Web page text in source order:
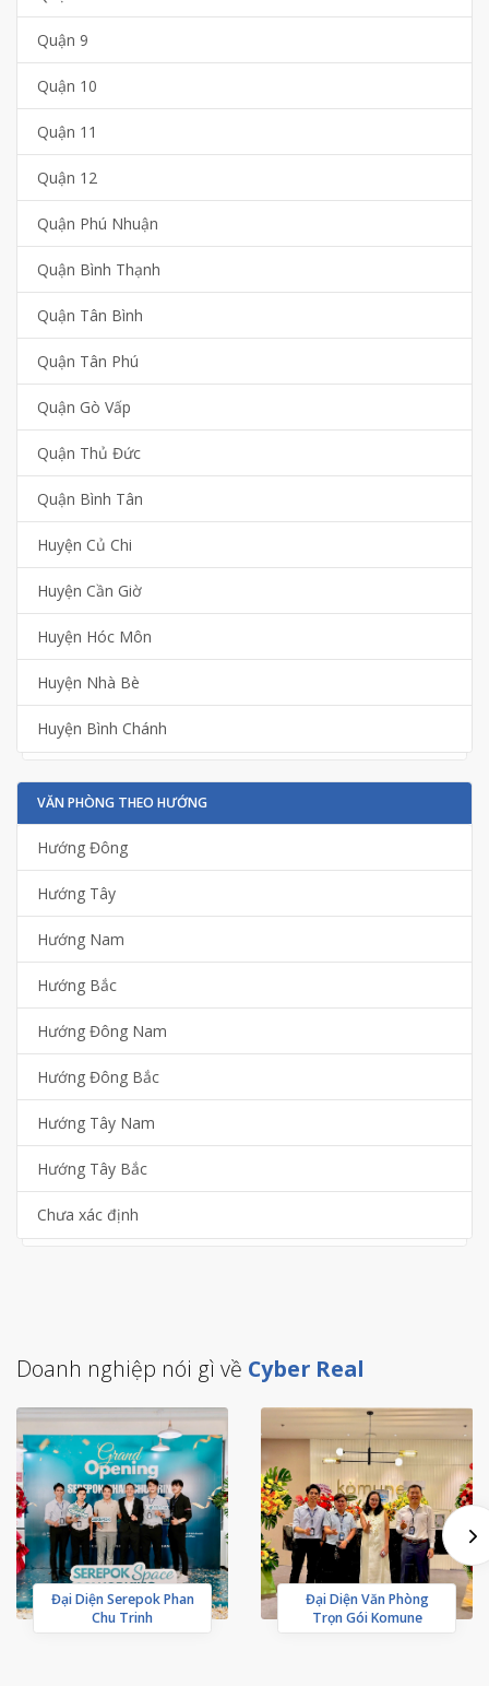
Quận 9
Quận 10
Quận 11
Quận 12
Quận Phú Nhuận
Quận Bình Thạnh
Quận Tân Bình
Quận Tân Phú
Quận Gò Vấp
Quận Thủ Đức
Quận Bình Tân
Huyện Củ Chi
Huyện Cần Giờ
Huyện Hóc Môn
Huyện Nhà Bè
Huyện Bình Chánh
VĂN PHÒNG THEO HƯỚNG
Hướng Đông
Hướng Tây
Hướng Nam
Hướng Bắc
Hướng Đông Nam
Hướng Đông Bắc
Hướng Tây Nam
Hướng Tây Bắc
Chưa xác định
Doanh nghiệp nói gì về Cyber Real
Đại Diện Serepok Phan
Chu Trinh
Đại Diện Văn Phòng
Trọn Gói Komune